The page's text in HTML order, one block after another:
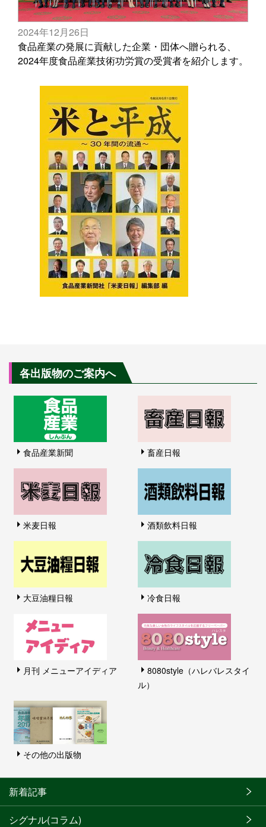
2024年12月26日
食品産業の発展に貢献した企業・団体へ贈られる、
2024年度食品産業技術功労賞の受賞者を紹介します。
各出版物のご案内へ
食品産業新聞 畜産日報
米麦日報 酒類飲料日報
大豆油糧日報 冷食日報
月刊 メニューアイディア
8080style（ハレバレスタイ
ル）
その他の出版物
新着記事
シグナル(コラム)